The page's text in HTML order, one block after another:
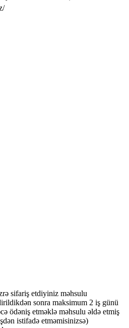
sifariş etdiyiniz məhsulu
sonra maksimum 2 iş günü
ödəniş etməklə məhsulu əldə etmiş
istifadə etməmisinizsə)